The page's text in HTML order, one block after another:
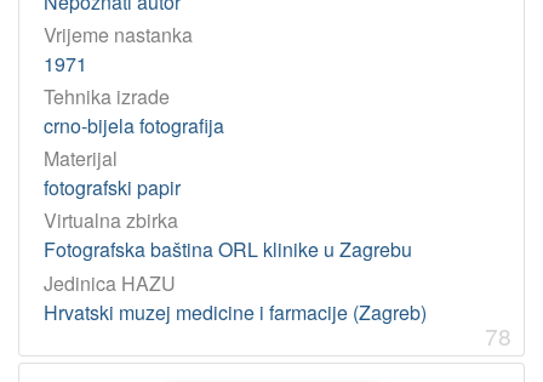
Vrijeme nastanka
1971
Tehnika izrade
crno-bijela fotografija
Materijal
fotografski papir
Virtualna zbirka
Fotografska baština ORL klinike u Zagrebu
Jedinica HAZU
Hrvatski muzej medicine i farmacije (Zagreb)
78